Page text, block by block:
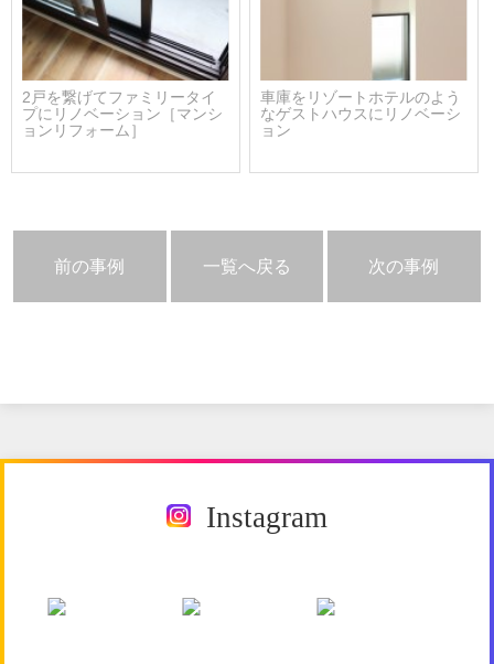
2戸を繋げてファミリータイ
プにリノベーション［マンシ
ョンリフォーム］
車庫をリゾートホテルのよう
なゲストハウスにリノベーシ
ョン
前の事例 一覧へ戻る 次の事例
Instagram